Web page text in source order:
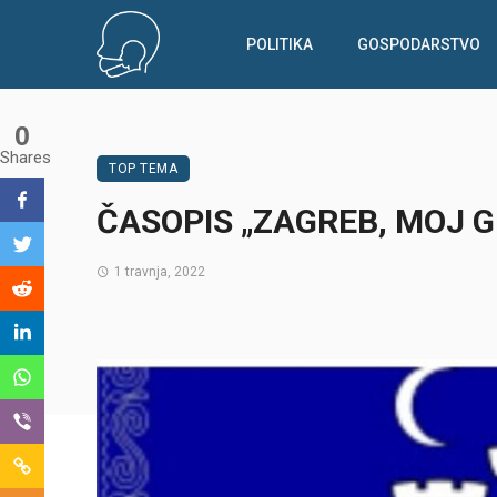
POLITIKA GOSPODARSTVO
TOP TEMA
ČASOPIS „ZAGREB, MOJ
1 travnja, 2022
0
Shares